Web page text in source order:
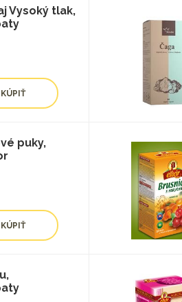
Vysoký tlak,
KÚPIŤ
puky,
KÚPIŤ